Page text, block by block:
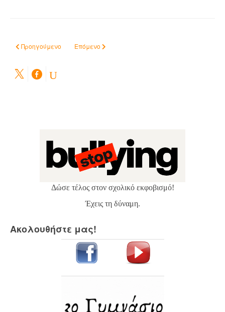
Προηγούμενο άρθρο: Ενημέρωση σχετικά με τη χρήση των Ειδικών
Προηγούμενο Επόμενο άρθρο: Νέο ωράριο λειτουργίας
Επόμενο
Δώσε τέλος στον σχολικό εκφοβισμό!
Έχεις τη δύναμη.
Ακολουθήστε μας!